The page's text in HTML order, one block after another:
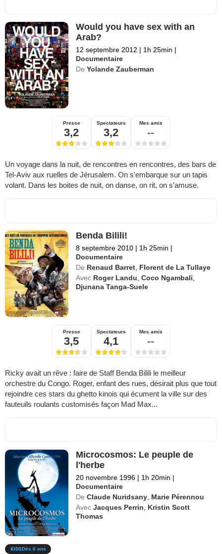
Would you have sex with an
Arab?
12 septembre 2012 | 1h 25min |
Documentaire
De Yolande Zauberman
Presse
3,2
Spectateurs
3,2
Mes amis
--
Un voyage dans la nuit, de rencontres en rencontres, des bars de
Tel-Aviv aux ruelles de Jérusalem. On s'embarque sur un tapis
volant. Dans les boites de nuit, on danse, on rit, on s’amuse.
Benda Bilili!
8 septembre 2010 | 1h 25min |
Documentaire
De Renaud Barret Florent de La Tullaye
Avec Roger Landu ,Coco Ngambali
Djunana Tanga-Suele
Presse
3,5
Spectateurs
4,1
Mes amis
--
Ricky avait un rêve : faire de Staff Benda Bilili le meilleur
orchestre du Congo. Roger, enfant des rues, désirait plus que tout
rejoindre ces stars du ghetto kinois qui écument la ville sur des
fauteuils roulants customisés façon Mad Max...
Microcosmos: Le peuple de
l'herbe
20 novembre 1996 | 1h 20min |
Documentaire
De Claude Nuridsany Marie Pérennou
Avec Jacques Perrin
Kristin Scott
Thomas
Dès 6 ans